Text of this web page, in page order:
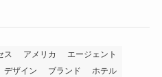
ス アメリカ
エージェント
デザイン ブランド ホテル